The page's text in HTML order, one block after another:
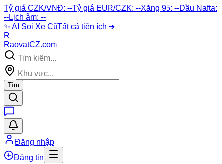
Tỷ giá CZK/VNĐ: --Tỷ giá EUR/CZK: --Xăng 95: --Dầu Nafta:
--Lịch âm: --
✨ AI Soi Xe CũTất cả tiện ích ➔
R
RaovatCZ.com
Tìm
Đăng nhập
Đăng tin